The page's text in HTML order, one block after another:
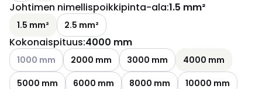
Johtimen nimellispoikkipinta-ala:1.5 mm²
1.5 mm² 2.5 mm²
Kokonaispituus:4000 mm
Katso käytettävissä olevat vaihtoehdot
1000 mm 2000 mm 3000 mm
4000 mm
5000 mm
6000 mm 8000 mm 10000 mm